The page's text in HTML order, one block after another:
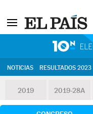
NOTICIAS RESULTADOS 2023
2019 2019-28A